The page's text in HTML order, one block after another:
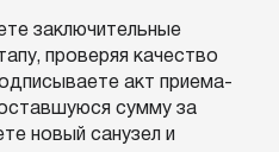
заключительные
проверяя качество
акт приема-
сумму за
новый санузел и